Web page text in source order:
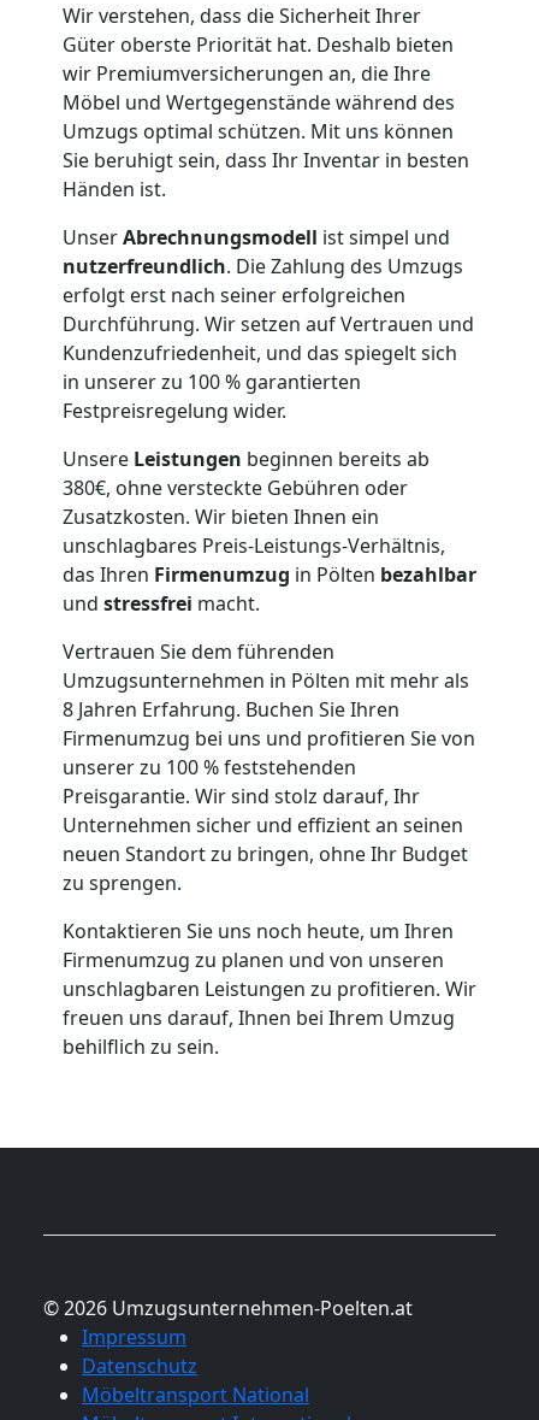
Wir verstehen, dass die Sicherheit Ihrer
Güter oberste Priorität hat. Deshalb bieten
wir Premiumversicherungen an, die Ihre
Möbel und Wertgegenstände während des
Umzugs optimal schützen. Mit uns können
Sie beruhigt sein, dass Ihr Inventar in besten
Händen ist.
UnserAbrechnungsmodell ist simpel und
nutzerfreundlich. Die Zahlung des Umzugs
erfolgt erst nach seiner erfolgreichen
Durchführung. Wir setzen auf Vertrauen und
Kundenzufriedenheit, und das spiegelt sich
in unserer zu 100 % garantierten
Festpreisregelung wider.
Unsere Leistungen beginnen bereits ab
380€, ohne versteckte Gebühren oder
Zusatzkosten. Wir bieten Ihnen ein
unschlagbares Preis-Leistungs-Verhältnis,
das Ihren Firmenumzug in Pölten bezahlbar
und stressfrei macht.
Vertrauen Sie dem führenden
Umzugsunternehmen in Pölten mit mehr als
8 Jahren Erfahrung. Buchen Sie Ihren
Firmenumzug bei uns und profitieren Sie von
unserer zu 100 % feststehenden
Preisgarantie. Wir sind stolz darauf, Ihr
Unternehmen sicher und effizient an seinen
neuen Standort zu bringen, ohne Ihr Budget
zu sprengen.
Kontaktieren Sie uns noch heute, um Ihren
Firmenumzug zu planen und von unseren
unschlagbaren Leistungen zu profitieren. Wir
freuen uns darauf, Ihnen bei Ihrem Umzug
behilflich zu sein.
© 2026 Umzugsunternehmen-Poelten.at
Impressum
Datenschutz
Möbeltransport National